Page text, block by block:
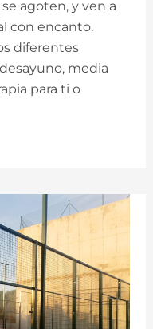
agoten, y ven a
con encanto.
diferentes
media
para ti o